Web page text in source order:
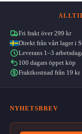
Fri frakt över 299 kr
Direkt från vårt lager i
Leverans 1–3
100 dagars öppet köp
Fraktkostnad från 19 kr
NYHETSBREV